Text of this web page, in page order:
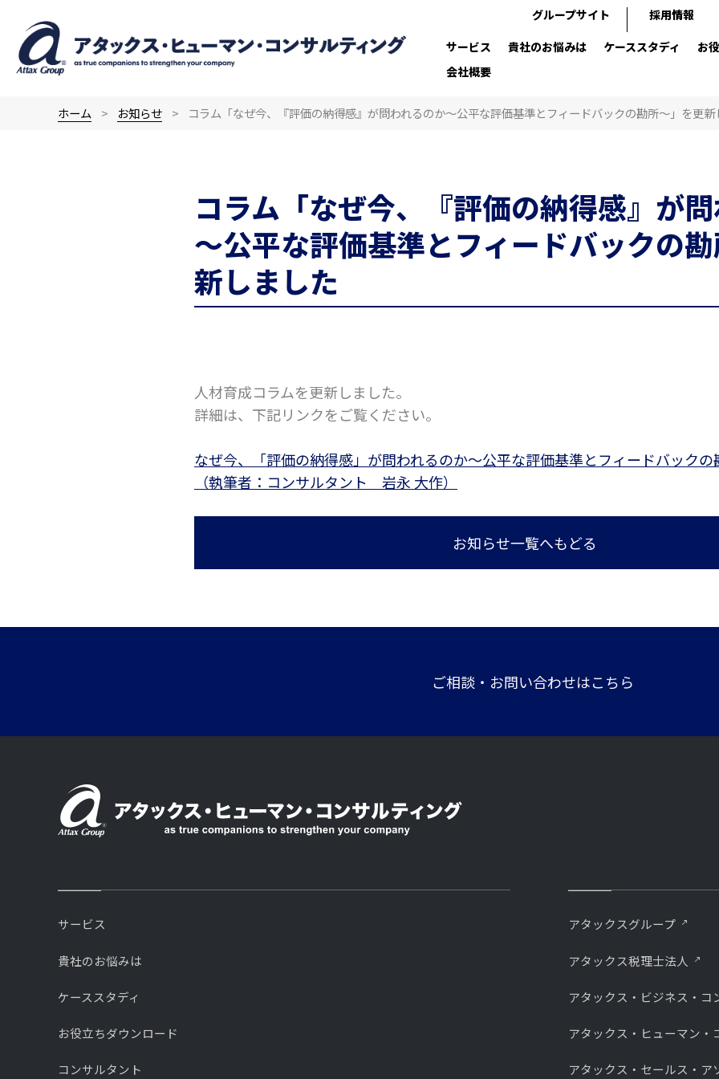
グループサイト
採用情報
サービス
貴社のお悩みは ケーススタディ
お
会社概要
ホーム お知らせ コラム「なぜ今、『評価の納得感』が問われるのか～公平な評価基準とフィードバックの勘所～」を更新
コラム「なぜ今、『評価の納得感』が
～公平な評価基準とフィードバックの
新しました
人材育成コラムを更新しました。
詳細は、下記リンクをご覧ください。
なぜ今、「評価の納得感」が問われるのか～公平な評価基準とフィードバックの
（執筆者：コンサルタント 岩永 大作）
お知らせ一覧へもどる
ご相談・お問い合わせはこちら
サービス
貴社のお悩みは
ケーススタディ
お役立ちダウンロード
コンサルタント
アタックスグループ
アタックス税理士法人
アタックス・ビジネス・コ
アタックス・ヒューマン・
アタックス・セールス・ア